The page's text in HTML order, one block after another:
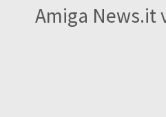
Amiga News.it